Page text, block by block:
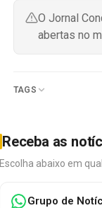
O Jornal
abertas no
TAGS
Receba as
Escolha abaixo em
Grupo de